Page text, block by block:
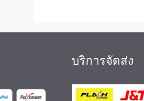
บริการจัดส่ง